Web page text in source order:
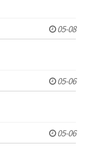
05-08
05-06
05-06